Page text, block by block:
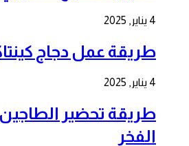
4 يناير, 2025
طريقة عمل دجاج
4 يناير, 2025
طريقة تحضير
الفخر